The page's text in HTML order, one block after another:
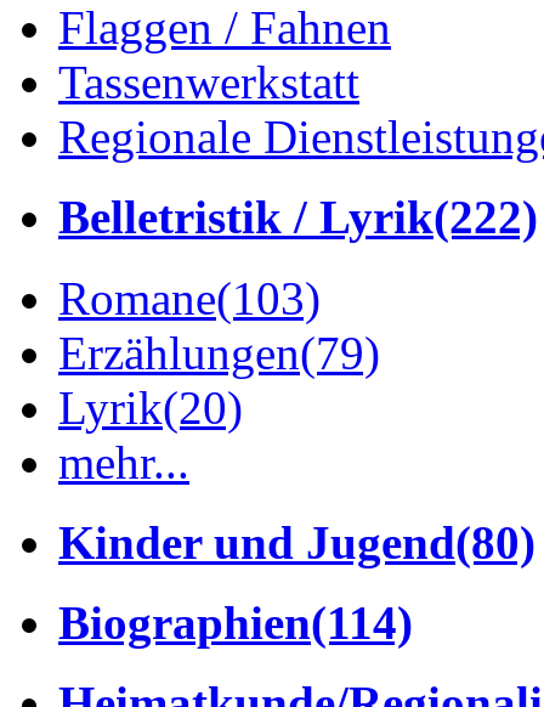
Flaggen / Fahnen
Tassenwerkstatt
Regionale
Belletristik / Lyrik(222)
Romane(103)
Erzählungen(79)
Lyrik(20)
mehr...
Kinder und Jugend(80)
Biographien(114)